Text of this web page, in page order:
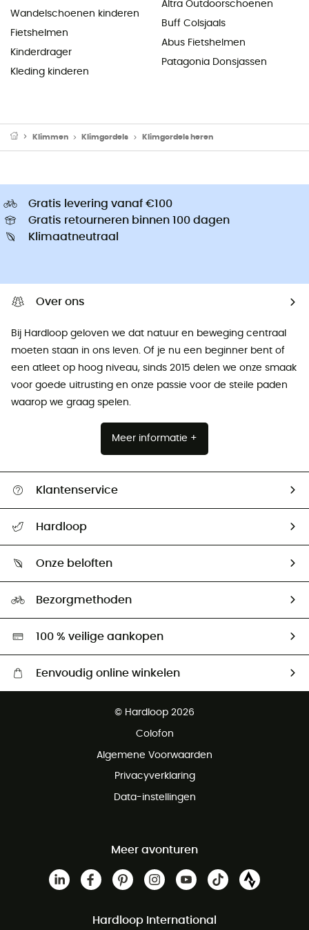
Wandelschoenen kinderen
Fietshelmen
Kinderdrager
Kleding kinderen
Altra Outdoorschoenen
Buff Colsjaals
Abus Fietshelmen
Patagonia Donsjassen
Klimmen Klimgordels Klimgordels heren
Gratis levering vanaf €100
Gratis retourneren binnen 100 dagen
Klimaatneutraal
Over ons
Bij Hardloop geloven we dat natuur en beweging centraal
moeten staan ​​in ons leven. Of je nu een beginner bent of
een atleet op hoog niveau, sinds 2015 delen we onze smaak
voor goede uitrusting en onze passie voor de steile paden
waarop we graag spelen.
Meer informatie +
Klantenservice
Mijn zending volgen
Retourzendingen & Terugbetalingen
Hardloop
Onze beloften
Bezorgmethoden
100 % veilige aankopen
Eenvoudig online winkelen
Gratis retourneren binnen 100 dagen
© Hardloop 2026
Colofon
Algemene Voorwaarden
Privacyverklaring
Data-instellingen
Meer avonturen
Hardloop International